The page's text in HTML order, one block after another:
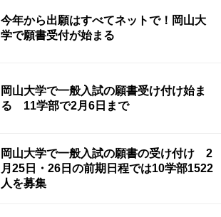
今年から出願はすべてネットで！岡山大
学で願書受付が始まる
岡山大学で一般入試の願書受け付け始ま
る 11学部で2月6日まで
岡山大学で一般入試の願書の受け付け 2
月25日・26日の前期日程では10学部1522
人を募集